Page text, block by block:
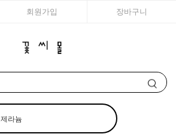
회원가입 장바구니
제라늄